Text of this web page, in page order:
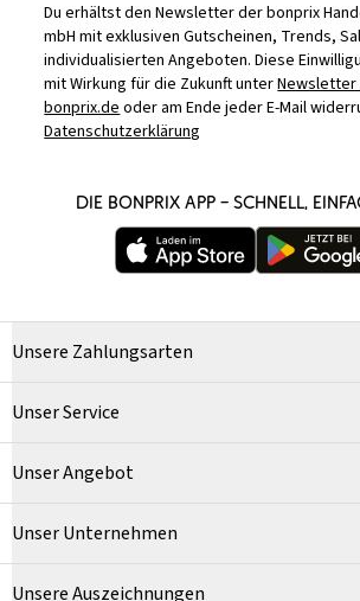
Du erhältst den Newsletter der bonprix
mbH mit exklusiven Gutscheinen, Trends,
individualisierten Angeboten. Diese
mit Wirkung für die Zukunft unterNewsletter
bonprix.deoder am Ende jeder E-Mail
Datenschutzerklärung
DIE BONPRIX APP – SCHNELL,
Unsere Zahlungsarten
Unser Service
Unser Angebot
Unser Unternehmen
Unsere Auszeichnungen